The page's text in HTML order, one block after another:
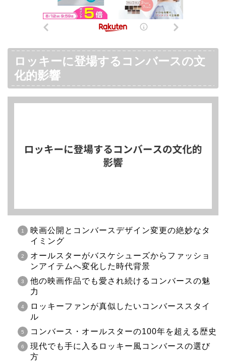
ロッキーに登場するコンバースの文
化的影響
映画公開とコンバースデザイン変更の絶妙なタ
イミング
オールスターがバスケシューズからファッショ
ンアイテムへ変化した時代背景
他の映画作品でも愛され続けるコンバースの魅
力
ロッキーファンが真似したいコンバーススタイ
ル
コンバース・オールスターの100年を超える歴史
現代でも手に入るロッキー風コンバースの選び
方